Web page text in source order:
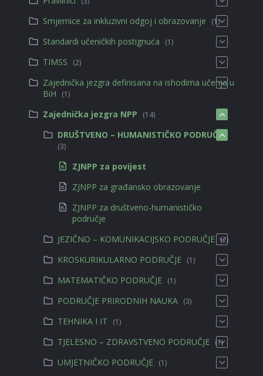
Smjernice za inkluzivni odgoj i obrazovanje (1)
Standardi učeničkih postignuća (1)
TIMSS (2)
Zajednička jezgra definisana na ishodima učenja u
BiH
(1)
Zajednička jezgra NPP (14)
DRUŠTVENO – HUMANISTIČKO PODRUČJE
(3)
ZJNPP za povijest
ZJNPP za građansko obrazovanje
ZJNPP za društveno-humanističko
područje
JEZIČNO – KOMUNIKACIJSKO PODRUČJE (2)
KROSKURIKULARNO PODRUČJE (1)
MATEMATIČKO PODRUČJE (1)
PODRUČJE PRIRODNIH NAUKA (3)
TEHNIKA I IT (1)
TJELESNO – ZDRAVSTVENO PODRUČJE (1)
UMJETNIČKO PODRUČJE (1)